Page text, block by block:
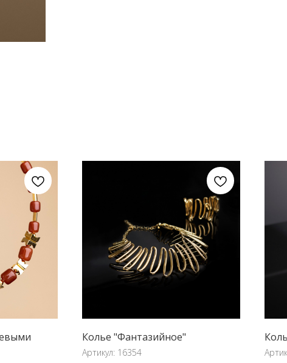
Колье "Фантазийное"
Артикул: 16354